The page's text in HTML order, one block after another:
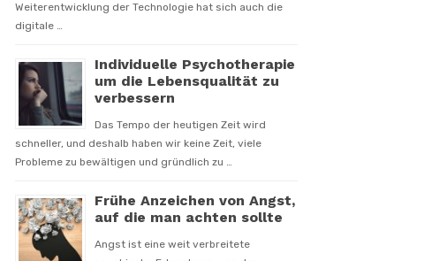
Weiterentwicklung der Technologie hat sich auch die
digitale …
Individuelle Psychotherapie
um die Lebensqualität zu
verbessern
Das Tempo der heutigen Zeit wird
schneller, und deshalb haben wir keine Zeit, viele
Probleme zu bewältigen und gründlich zu …
Frühe Anzeichen von Angst,
auf die man achten sollte
Angst ist eine weit verbreitete